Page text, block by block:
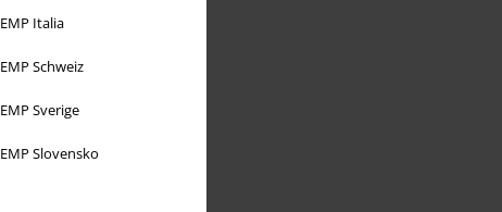
EMP Italia
EMP Schweiz
EMP Sverige
EMP Slovensko